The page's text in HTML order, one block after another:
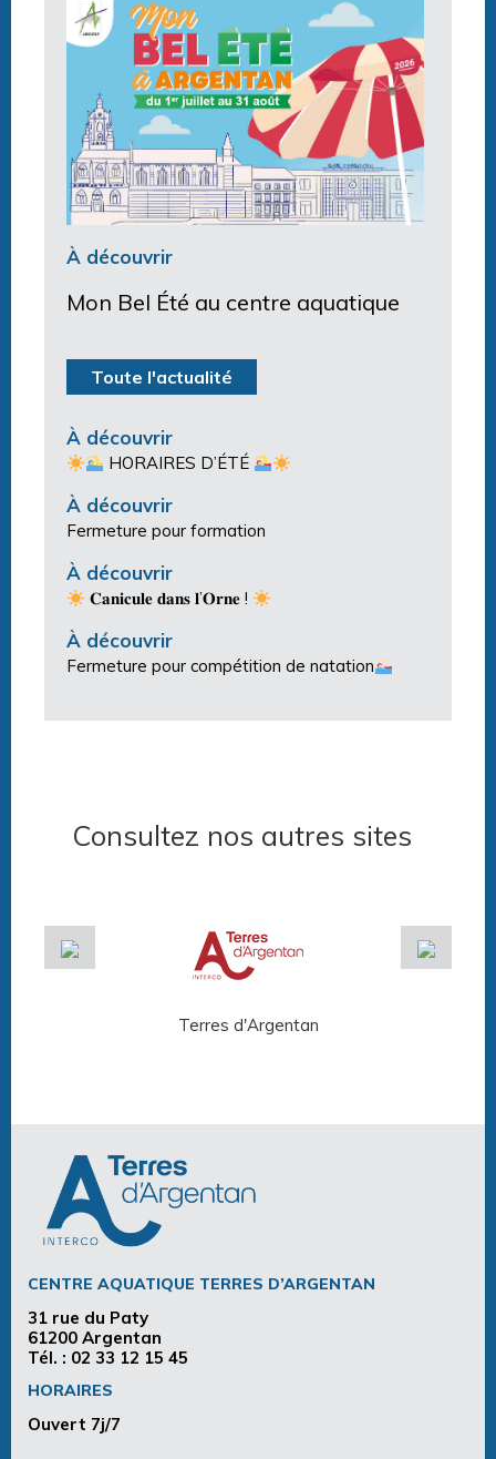
À découvrir
Mon Bel Été au centre aquatique
Toute l'actualité
À découvrir
HORAIRES D’ÉTÉ
À découvrir
Fermeture pour formation
À découvrir
𝐂𝐚𝐧𝐢𝐜𝐮𝐥𝐞 𝐝𝐚𝐧𝐬 𝐥’𝐎𝐫𝐧𝐞 !
À découvrir
Fermeture pour compétition de natation
Consultez nos autres sites
Terres d'Argentan
CENTRE AQUATIQUE TERRES D’ARGENTAN
31 rue du Paty
61200 Argentan
Tél. : 02 33 12 15 45
HORAIRES
Ouvert 7j/7